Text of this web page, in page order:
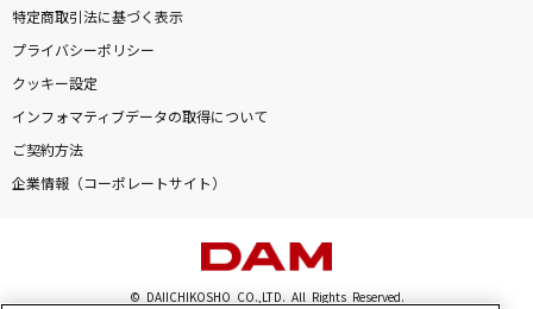
特定商取引法に基づく表示
プライバシーポリシー
クッキー設定
インフォマティブデータの取得について
ご契約方法
企業情報（コーポレートサイト）
© DAIICHIKOSHO CO.,LTD. All Rights Reserved.